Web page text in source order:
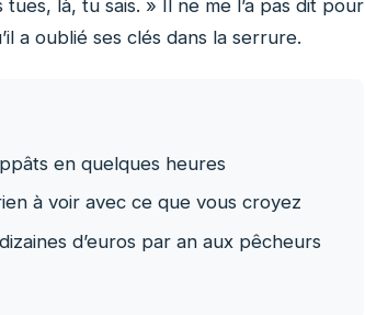
là, tu sais. » Il ne me l’a pas dit pour
a oublié ses clés dans la serrure.
en quelques heures
à voir avec ce que vous croyez
d’euros par an aux pêcheurs